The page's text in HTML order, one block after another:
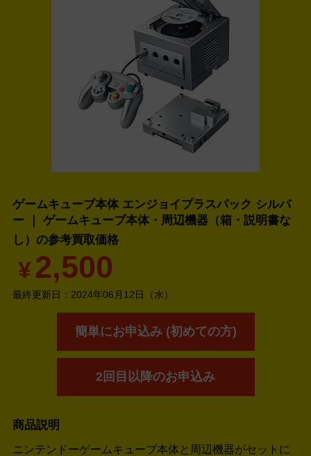
ゲームキューブ本体 エンジョイプラスパック シルバ
ー ｜ ゲームキューブ本体・周辺機器（箱・説明書な
し）の参考買取価格
¥2,500
最終更新日： 2024年06月12日（水）
簡単にお申込み (初めての方)
2回目以降のお申込み
商品説明
ニンテンドーゲームキューブ本体と周辺機器がセットに